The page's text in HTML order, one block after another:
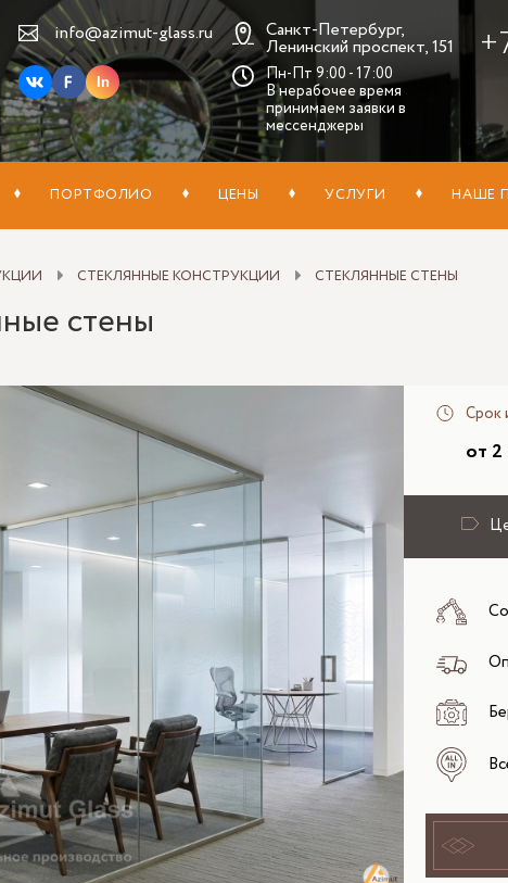
info@azimut-glass.ru
In
Санкт-Петербург,
Ленинский проспект, 151
Пн-Пт 9:00 - 17:00
В нерабочее время
принимаем заявки в
мессенджеры
ПОРТФОЛИО ЦЕНЫ УСЛУГИ НАШЕ
СТЕКЛЯННЫЕ КОНСТРУКЦИИ СТЕКЛЯННЫЕ СТЕНЫ
стены
Срок
от